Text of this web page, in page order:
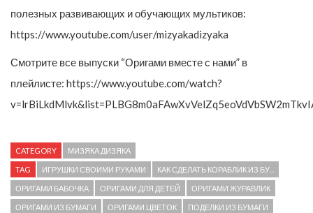
полезных развивающих и обучающих мультиков:
https://www.youtube.com/user/mizyakadizyaka
Смотрите все выпуски “Оригами вместе с нами” в
плейлисте: https://www.youtube.com/watch?
CATEGORY МИЗЯКА ДИЗЯКА
TAG ИГРУШКИ СВОИМИ РУКАМИ КАК СДЕЛАТЬ КОРАБЛИК ИЗ БУ...
ОРИГАМИ БАБОЧКА ОРИГАМИ ДЛЯ ДЕТЕЙ ОРИГАМИ ЖУРАВЛИК
ОРИГАМИ ИЗ БУМАГИ ОРИГАМИ ЦВЕТОК ПОДЕЛКИ ИЗ БУМАГИ